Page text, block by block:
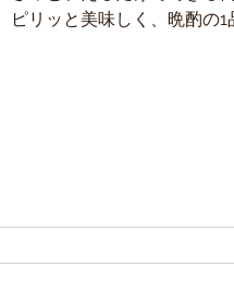
ピリッと美味しく、晩酌の